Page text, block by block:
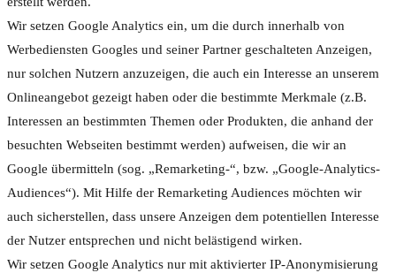
Wir setzen Google Analytics ein, um die durch innerhalb von
Werbediensten Googles und seiner Partner geschalteten Anzeigen,
nur solchen Nutzern anzuzeigen, die auch ein Interesse an unserem
Onlineangebot gezeigt haben oder die bestimmte Merkmale (z.B.
Interessen an bestimmten Themen oder Produkten, die anhand der
besuchten Webseiten bestimmt werden) aufweisen, die wir an
Google übermitteln (sog. „Remarketing-“, bzw. „Google-Analytics-
Audiences“). Mit Hilfe der Remarketing Audiences möchten wir
auch sicherstellen, dass unsere Anzeigen dem potentiellen Interesse
der Nutzer entsprechen und nicht belästigend wirken.
Wir setzen Google Analytics nur mit aktivierter IP-Anonymisierung